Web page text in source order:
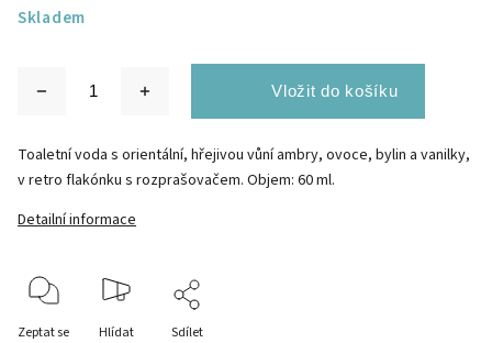
Skladem
Toaletní voda s orientální, hřejivou vůní ambry, ovoce, bylin a vanilky,
v retro flakónku s rozprašovačem. Objem: 60 ml.
Detailní informace
Zeptat se Hlídat Sdílet